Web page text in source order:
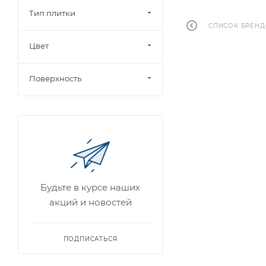
СПИСОК
Тип плитки
Цвет
Поверхность
Будьте в курсе наших
акций и новостей
ПОДПИСАТЬСЯ